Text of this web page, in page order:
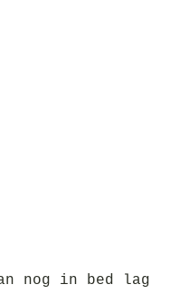
nog in bed lag